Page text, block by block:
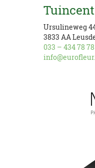
Ursulineweg
3833 AA
033 – 434 78 78